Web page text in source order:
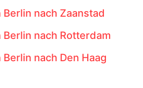
Berlin nach Zaanstad
Berlin nach Rotterdam
nach Den Haag